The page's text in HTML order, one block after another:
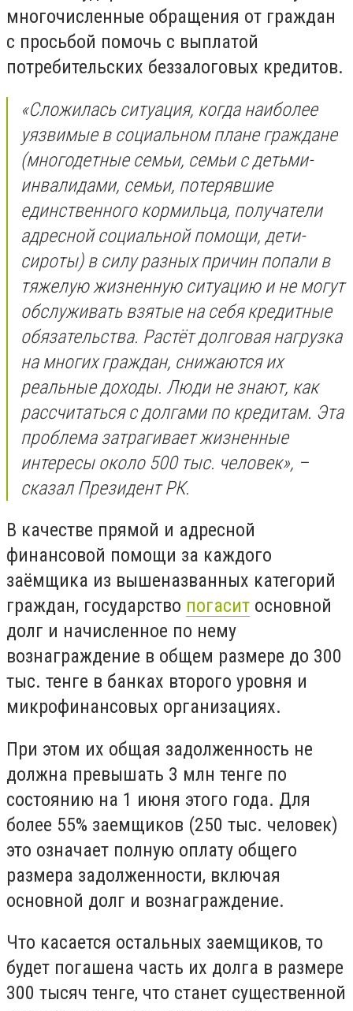
многочисленные обращения от граждан
с просьбой помочь с выплатой
потребительских беззалоговых кредитов.
«Сложилась ситуация, когда наиболее
уязвимые в социальном плане граждане
(многодетные семьи, семьи с детьми-
инвалидами, семьи, потерявшие
единственного кормильца, получатели
адресной социальной помощи, дети-
сироты) в силу разных причин попали в
тяжелую жизненную ситуацию и не могут
обслуживать взятые на себя кредитные
обязательства. Растёт долговая нагрузка
на многих граждан, снижаются их
реальные доходы. Люди не знают, как
рассчитаться с долгами по кредитам. Эта
проблема затрагивает жизненные
интересы около 500 тыс. человек», –
сказал Президент РК.
В качестве прямой и адресной
финансовой помощи за каждого
заёмщика из вышеназванных категорий
граждан, государство погасит основной
долг и начисленное по нему
вознаграждение в общем размере до 300
тыс. тенге в банках второго уровня и
микрофинансовых организациях.
При этом их общая задолженность не
должна превышать 3 млн тенге по
состоянию на 1 июня этого года. Для
более 55% заемщиков (250 тыс. человек)
это означает полную оплату общего
размера задолженности, включая
основной долг и вознаграждение.
Что касается остальных заемщиков, то
будет погашена часть их долга в размере
300 тысяч тенге, что станет существенной